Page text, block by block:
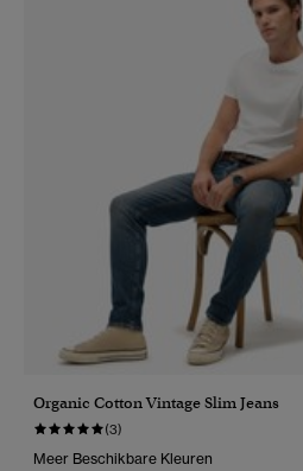
Organic Cotton Vintage Slim Jeans
(3)
Meer Beschikbare Kleuren